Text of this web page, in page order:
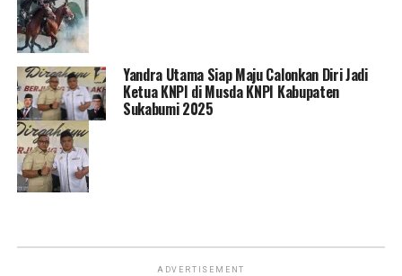
Yandra Utama Siap Maju Calonkan Diri Jadi
Ketua KNPI di Musda KNPI Kabupaten
Sukabumi 2025
ADVERTISEMENT